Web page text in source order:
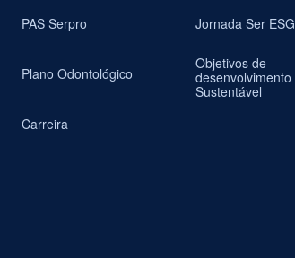
PAS Serpro
Plano Odontológico
Carreira
Jornada Ser ESG
Objetivos de
desenvolvimento
Sustentável